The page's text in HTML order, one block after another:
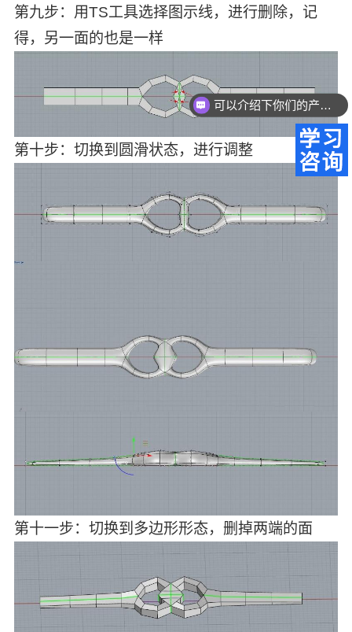
第九步：用TS工具选择图示线，进行删除，记
得，另一面的也是一样
第十步：切换到圆滑状态，进行调整
第十一步：切换到多边形形态，删掉两端的面
你们是怎么收费的呢？